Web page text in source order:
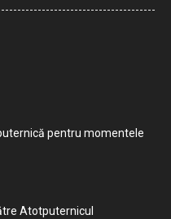
pentru momentele
Atotputernicul